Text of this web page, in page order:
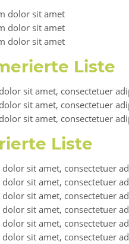
dolor sit amet
dolor sit amet
dolor sit amet
Liste
sit amet, consectetuer
sit amet, consectetuer
sit amet, consectetuer
Liste
sit amet, consectetuer
sit amet, consectetuer
sit amet, consectetuer
sit amet, consectetuer
sit amet, consectetuer
sit amet, consectetuer